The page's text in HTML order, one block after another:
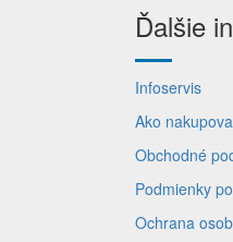
Ďalšie
Infoservis
Ako
Obchodné
Podmienky
Ochrana